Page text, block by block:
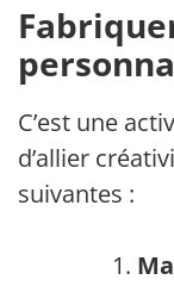
C’est une
d’allier
suivantes :